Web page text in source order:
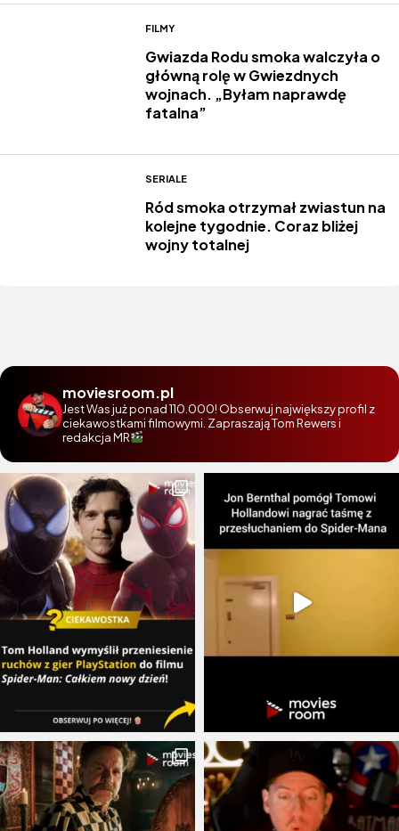
FILMY
Gwiazda Rodu smoka walczyła o
główną rolę w Gwiezdnych
wojnach. „Byłam naprawdę
fatalna”
SERIALE
Ród smoka otrzymał zwiastun na
kolejne tygodnie. Coraz bliżej
wojny totalnej
moviesroom.pl
Jest Was już ponad 110.000! Obserwuj największy profil z
ciekawostkami filmowymi. Zapraszają Tom Rewers i
redakcja MR